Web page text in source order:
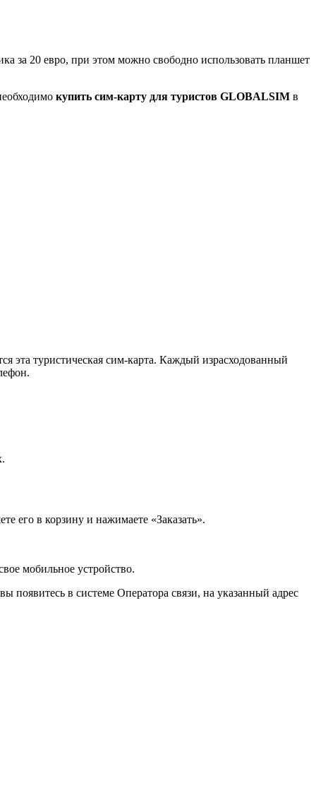
за 20 евро, при этом можно свободно использовать планшет
купить сим-карту для туристов GLOBALSIM в
эта туристическая сим-карта. Каждый израсходованный
его в корзину и нажимаете «Заказать».
мобильное устройство.
появитесь в системе Оператора связи, на указанный адрес